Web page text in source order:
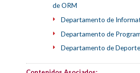
de ORM
Departamento de
Departamento de
Departamento de